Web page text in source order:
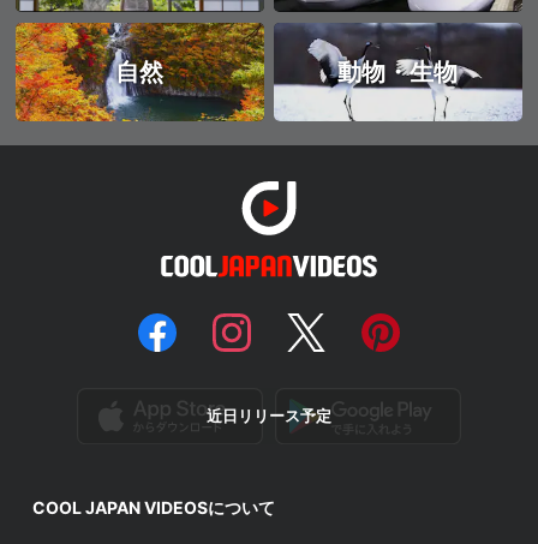
自然 動物・生物
近日リリース予定
COOL JAPAN VIDEOSについて